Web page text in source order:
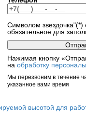
Символом звездочка"(*)
обязательное для
Нажимая кнопку
на обработку
Мы перезвоним в течение
указанное вами время
высотой для